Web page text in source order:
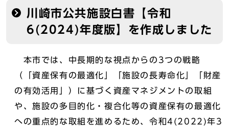
川崎市公共施設白書【令和
6(2024)年度版】を作成しました
本市では、中⻑期的な視点からの3つの戦略
（「資産保有の最適化」「施設の⻑寿命化」「財産
の有効活用」）に基づく資産マネジメントの取組
や、施設の多目的化・複合化等の資産保有の最適化
への重点的な取組を進めるため、令和4(2022)年3